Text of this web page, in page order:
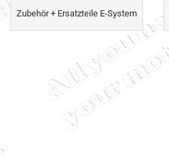
Zubehör + Ersatzteile E-System